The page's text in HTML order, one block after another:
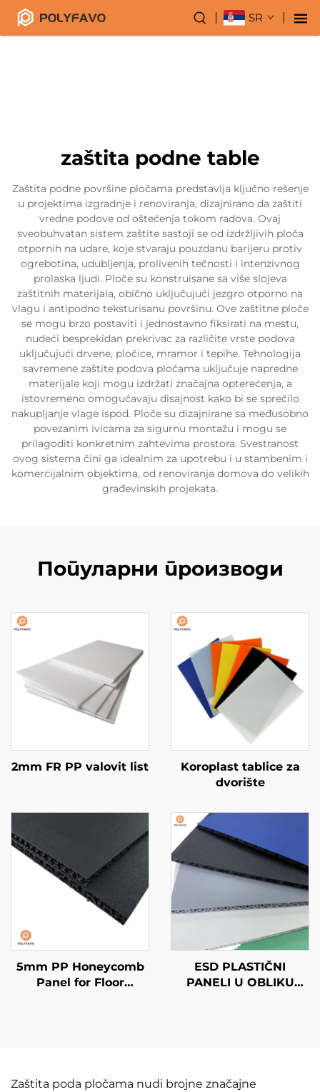
SR
zaštita podne table
Zaštita podne površine pločama predstavlja ključno rešenje
u projektima izgradnje i renoviranja, dizajnirano da zaštiti
vredne podove od oštećenja tokom radova. Ovaj
sveobuhvatan sistem zaštite sastoji se od izdržljivih ploča
otpornih na udare, koje stvaraju pouzdanu barijeru protiv
ogrebotina, udubljenja, prolivenih tečnosti i intenzivnog
prolaska ljudi. Ploče su konstruisane sa više slojeva
zaštitnih materijala, obično uključujući jezgro otporno na
vlagu i antipodno teksturisanu površinu. Ove zaštitne ploče
se mogu brzo postaviti i jednostavno fiksirati na mestu,
nudeći besprekidan prekrivac za različite vrste podova
uključujući drvene, pločice, mramor i tepihe. Tehnologija
savremene zaštite podova pločama uključuje napredne
materijale koji mogu izdržati značajna opterećenja, a
istovremeno omogućavaju disajnost kako bi se sprečilo
nakupljanje vlage ispod. Ploče su dizajnirane sa međusobno
povezanim ivicama za sigurnu montažu i mogu se
prilagoditi konkretnim zahtevima prostora. Svestranost
ovog sistema čini ga idealnim za upotrebu i u stambenim i
komercijalnim objektima, od renoviranja domova do velikih
građevinskih projekata.
Популарни производи
2mm FR PP valovit list
Koroplast tablice za
dvorište
5mm PP Honeycomb
Panel for Floor
ESD PLASTIČNI
PANELI U OBLIKU
Zaštita poda pločama nudi brojne značajne